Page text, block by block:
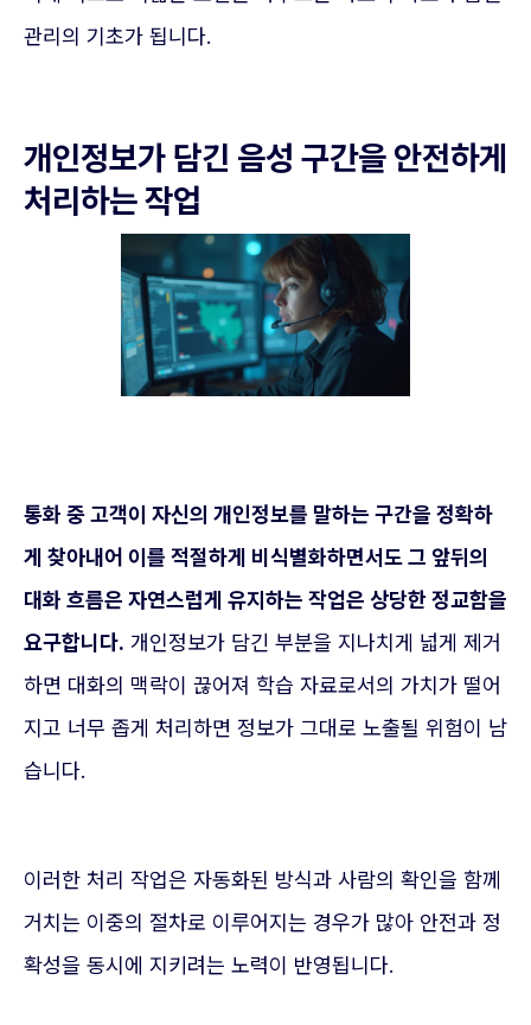
관리의 기초가 됩니다.
개인정보가 담긴 음성 구간을 안전하게
처리하는 작업
통화 중 고객이 자신의 개인정보를 말하는 구간을 정확하
게 찾아내어 이를 적절하게 비식별화하면서도 그 앞뒤의
대화 흐름은 자연스럽게 유지하는 작업은 상당한 정교함을
요구합니다. 개인정보가 담긴 부분을 지나치게 넓게 제거
하면 대화의 맥락이 끊어져 학습 자료로서의 가치가 떨어
지고 너무 좁게 처리하면 정보가 그대로 노출될 위험이 남
습니다.
이러한 처리 작업은 자동화된 방식과 사람의 확인을 함께
거치는 이중의 절차로 이루어지는 경우가 많아 안전과 정
확성을 동시에 지키려는 노력이 반영됩니다.